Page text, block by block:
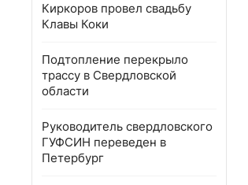
Киркоров провел свадьбу
Клавы Коки
Подтопление перекрыло
трассу в Свердловской
области
Руководитель свердловского
ГУФСИН переведен в
Петербург